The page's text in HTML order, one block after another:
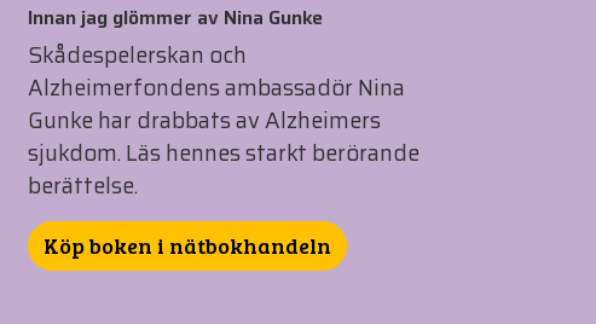
Innan jag glömmer av Nina Gunke
Skådespelerskan och
Alzheimerfondens ambassadör Nina
Gunke har drabbats av Alzheimers
sjukdom. Läs hennes starkt berörande
berättelse.
Köp boken i nätbokhandeln